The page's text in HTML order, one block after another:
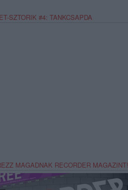
SZTORIK #4: TANKCSAPDA
MAGADNAK RECORDER MAGAZINT!